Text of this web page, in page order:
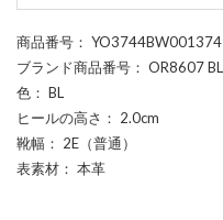
商品番号 ： YO3744BW001374
ブランド商品番号 ： OR8607 BL
色 ： BL
ヒールの高さ ： 2.0cm
靴幅 ： 2E（普通）
表素材 ： 本革